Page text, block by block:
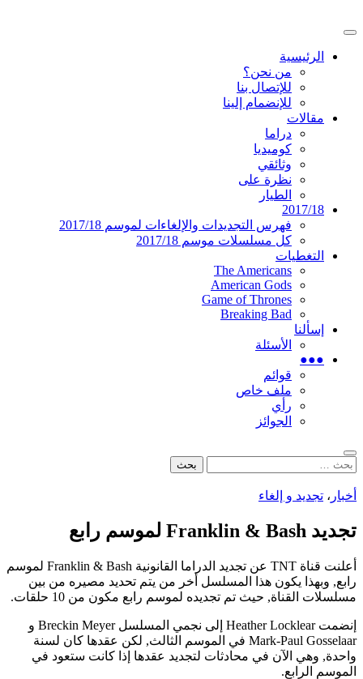
إلى
دليل التلفزيون العربي
موقع عربي متخصص في أخبار ومقالات حول
المسلسلات الأجنبية
القائمة
الرئيسيةالرئيسية
من نحن؟
للإتصال بنا
للإنضمام إلينا
مقالات
دراما
كوميديا
وثائقي
نظرة على
الطيار
2017/18
فهرس التجديدات والإلغاءات لموسم 2017/18
كل مسلسلات موسم 2017/18
التغطيات
The Americans
American Gods
Game of Thrones
Breaking Bad
إسألنا
الأسئلة
●●●
قوائم
ملف خاص
رأي
الجوائز
بحث
البحث
أخبار ، تجديد و إلغاء
تجديد Franklin & Bash لموسم رابع
أعلنت قناة TNT عن تجديد الدراما القانونية Franklin & Bash لموسم
رابع, وبهذا يكون هذا المسلسل أخر من يتم تحديد مصيره من بين
مسلسلات القناة, حيث تم تجديده لموسم رابع مكون من 10 حلقات.
إنضمت Heather Locklear إلى نجمي المسلسل Breckin Meyer و
Mark-Paul Gosselaar في الموسم الثالث, لكن عقدها كان لسنة
واحدة, وهي الآن في محادثات لتجديد عقدها إذا كانت ستعود في
الموسم الرابع.